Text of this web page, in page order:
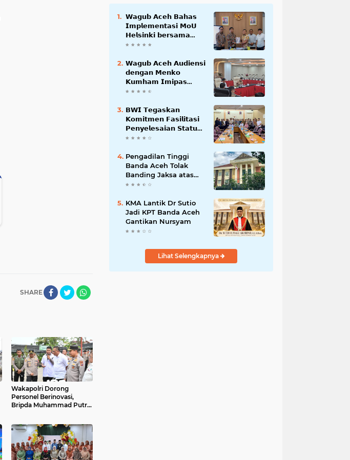
SHARE
Wakapolri Dorong
Personel Berinovasi,
Bripda Muhammad Putra
𝗪𝗮𝗴𝘂𝗯 𝗔𝗰𝗲𝗵 𝗕𝗮𝗵𝗮𝘀
𝗜𝗺𝗽𝗹𝗲𝗺𝗲𝗻𝘁𝗮𝘀𝗶 𝗠𝗼𝗨
𝗛𝗲𝗹𝘀𝗶𝗻𝗸𝗶 𝗯𝗲𝗿𝘀𝗮𝗺𝗮
𝗦𝗲𝗸𝗿𝗲𝘁𝗮𝗿𝗶𝗮𝘁 𝗡𝗲𝗴𝗮𝗿𝗮
𝗪𝗮𝗴𝘂𝗯 𝗔𝗰𝗲𝗵 𝗔𝘂𝗱𝗶𝗲𝗻𝘀𝗶
𝗱𝗲𝗻𝗴𝗮𝗻 𝗠𝗲𝗻𝗸𝗼
𝗞𝘂𝗺𝗵𝗮𝗺 𝗜𝗺𝗶𝗽𝗮𝘀
𝗧𝗲𝗿𝗸𝗮𝗶𝘁 𝗦𝘁𝗮𝘁𝘂𝘀 𝗪𝗮𝗸𝗮𝗳
𝗕𝗪𝗜 𝗧𝗲𝗴𝗮𝘀𝗸𝗮𝗻
𝗞𝗼𝗺𝗶𝘁𝗺𝗲𝗻 𝗙𝗮𝘀𝗶𝗹𝗶𝘁𝗮𝘀𝗶
𝗣𝗲𝗻𝘆𝗲𝗹𝗲𝘀𝗮𝗶𝗮𝗻 𝗦𝘁𝗮𝘁𝘂𝘀
𝗪𝗮𝗸𝗮𝗳 𝗕𝗹𝗮𝗻𝗴 𝗣𝗮𝗱𝗮𝗻𝗴
Pengadilan Tinggi
Banda Aceh Tolak
Banding Jaksa atas
Putusan Bebas Kasus
KMA Lantik Dr Sutio
Jadi KPT Banda Aceh
Gantikan Nursyam
Lihat Selengkapnya